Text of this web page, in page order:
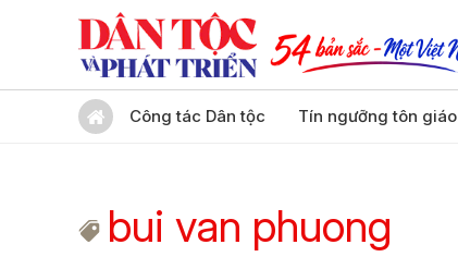
Công tác Dân tộc Tín ngưỡng tôn giáo
bui van phuong